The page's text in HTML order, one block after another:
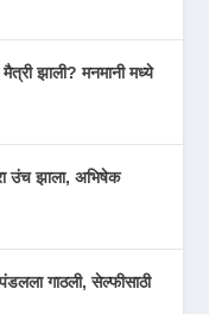
झाली? मनमानी मध्ये
उंच झाला, अभिषेक
गाठली, सेल्फीसाठी